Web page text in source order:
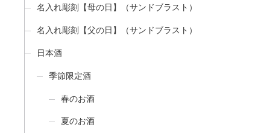
名入れ彫刻【母の日】（サンドブラスト）
名入れ彫刻【父の日】（サンドブラスト）
日本酒
季節限定酒
春のお酒
夏のお酒